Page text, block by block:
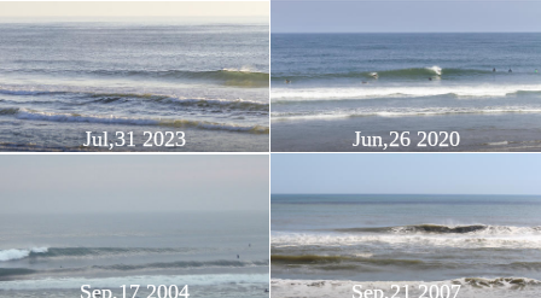
Jul,31 2023 Jun,26 2020
Sep,17 2004 Sep,21 2007